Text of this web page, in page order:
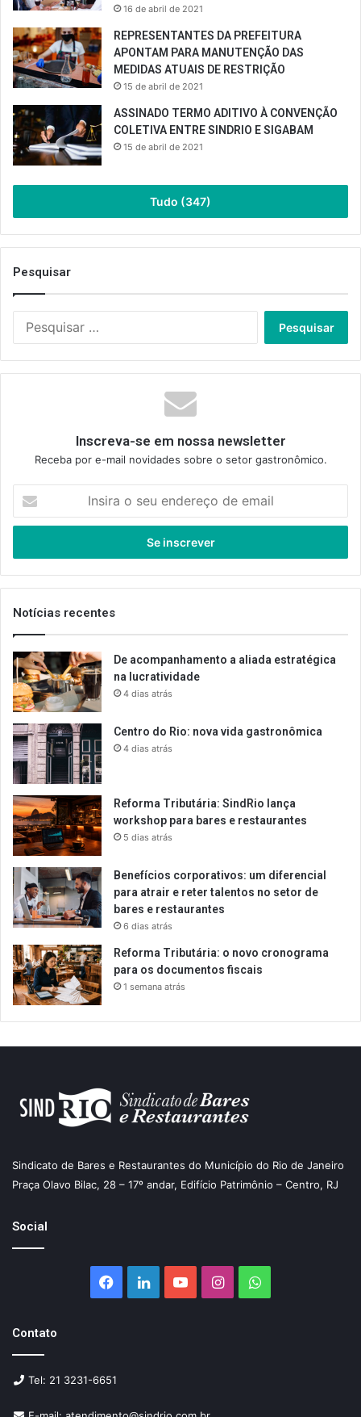
16 de abril de 2021
REPRESENTANTES DA PREFEITURA
APONTAM PARA MANUTENÇÃO DAS
MEDIDAS ATUAIS DE RESTRIÇÃO
15 de abril de 2021
ASSINADO TERMO ADITIVO À CONVENÇÃO
COLETIVA ENTRE SINDRIO E SIGABAM
15 de abril de 2021
Tudo (347)
Pesquisar
Inscreva-se em nossa newsletter
Receba por e-mail novidades sobre o setor gastronômico.
seu
de
email
Notícias recentes
De acompanhamento a aliada estratégica
na lucratividade
4 dias atrás
Centro do Rio: nova vida gastronômica
4 dias atrás
Reforma Tributária: SindRio lança
workshop para bares e restaurantes
5 dias atrás
Benefícios corporativos: um diferencial
para atrair e reter talentos no setor de
bares e restaurantes
6 dias atrás
Reforma Tributária: o novo cronograma
para os documentos fiscais
1 semana atrás
Sindicato de Bares e Restaurantes do Município do Rio de Janeiro
Praça Olavo Bilac, 28 – 17º andar, Edifício Patrimônio – Centro, RJ
Social
Facebook
LinkedinYouTubeInstagramWhatsApp
Contato
Tel: 21 3231-6651